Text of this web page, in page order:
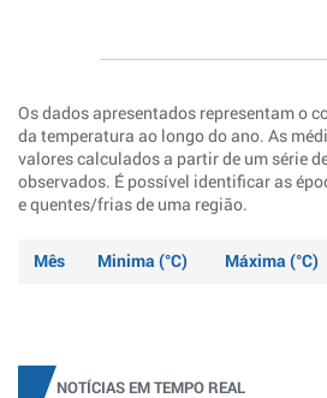
Os dados apresentados representam o
da temperatura ao longo do ano. As
valores calculados a partir de um série
observados. É possível identificar as
e quentes/frias de uma região.
Mês Minima (°C) Máxima (°C)
NOTÍCIAS EM TEMPO REAL